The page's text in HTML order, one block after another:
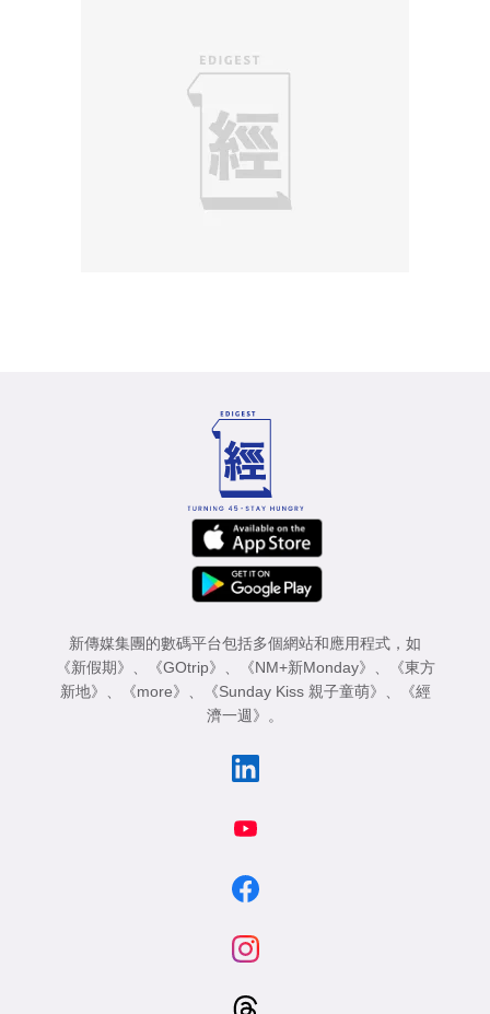
新傳媒集團的數碼平台包括多個網站和應用程式，如
《新假期》 、 《GOtrip》 、 《NM+新Monday》 、
《東方
新地》 、 《more》 、 《Sunday Kiss 親子童萌》 、
《經
濟一週》 。